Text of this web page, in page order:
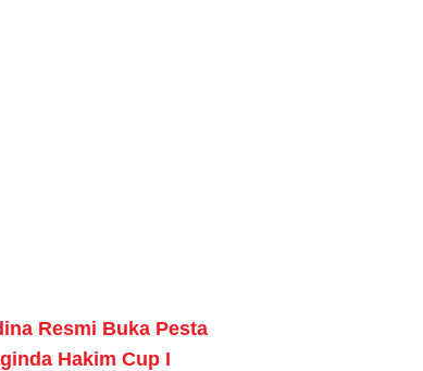
Resmi Buka Pesta
Hakim Cup I